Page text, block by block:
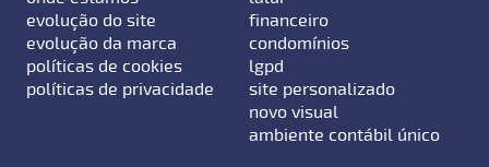
evolução do site
evolução da marca
políticas de cookies
políticas de privacidade
financeiro
condomínios
lgpd
site personalizado
novo visual
ambiente contábil único